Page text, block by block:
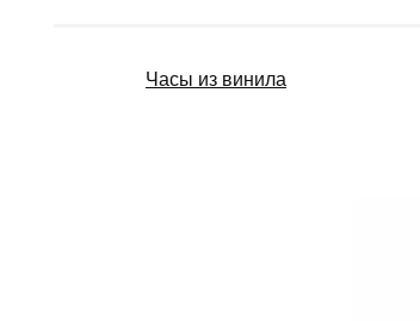
Часы из винила